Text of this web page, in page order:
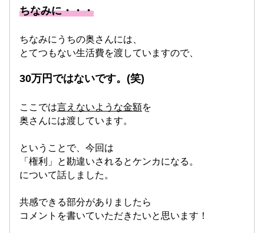
ちなみに・・・
ちなみにうちの奥さんには、
とてつもない生活費を渡していますので、
30万円ではないです。(笑)
ここでは言えないような金額を
奥さんには渡しています。
ということで、今回は
「権利」と勘違いされるとケンカになる。
について話しました。
共感できる部分がありましたら
コメントを書いていただきたいと思います！